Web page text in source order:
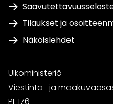
Tilaukset ja
Näköislehdet
Ulkoministeriö
Viestintä- ja